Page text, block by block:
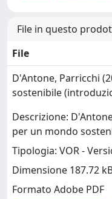
File in questo
File
D'Antone, Parricchi
sostenibile
Descrizione:
per un mondo
Tipologia: VOR -
Dimensione 187.72
Formato Adobe PDF